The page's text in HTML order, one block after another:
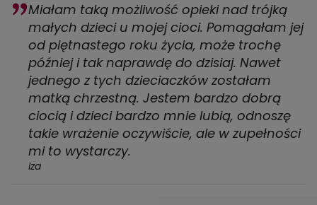
Miałam taką możliwość opieki nad trójką
małych dzieci u mojej cioci. Pomagałam jej
od piętnastego roku życia, może trochę
później i tak naprawdę do dzisiaj. Nawet
jednego z tych dzieciaczków zostałam
matką chrzestną. Jestem bardzo dobrą
ciocią i dzieci bardzo mnie lubią, odnoszę
takie wrażenie oczywiście, ale w zupełności
mi to wystarczy.
Iza